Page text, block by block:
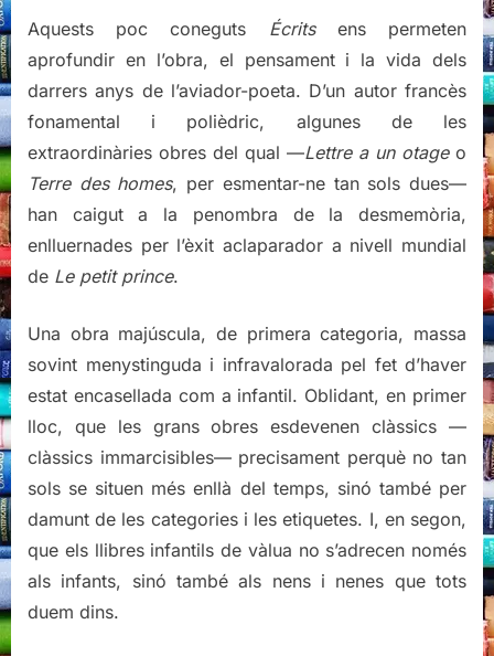
Aquests poc coneguts Écritsens permeten
aprofundir en l’obra, el pensament i la vida dels
darrers anys de l’aviador-poeta. D’un autor francès
fonamental i polièdric, algunes de les
extraordinàries obres del qual —Lettre a un otageo
Terre des homes, per esmentar-ne tan sols dues—
han caigut a la penombra de la desmemòria,
enlluernades per l’èxit aclaparador a nivell mundial
de Le petit prince.
Una obra majúscula, de primera categoria, massa
sovint menystinguda i infravalorada pel fet d’haver
estat encasellada com a infantil. Oblidant, en primer
lloc, que les grans obres esdevenen clàssics —
clàssics immarcisibles— precisament perquè no tan
sols se situen més enllà del temps, sinó també per
damunt de les categories i les etiquetes. I, en segon,
que els llibres infantils de vàlua no s’adrecen només
als infants, sinó també als nens i nenes que tots
duem dins.